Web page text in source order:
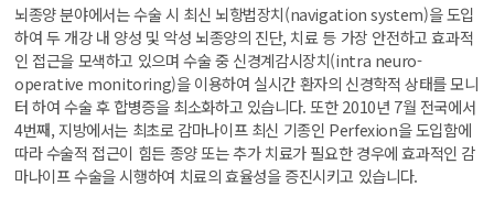
뇌종양 분야에서는 수술 시 최신 뇌항법장치(navigation system)을 도입
하여 두 개강 내 양성 및 악성 뇌종양의 진단, 치료 등 가장 안전하고 효과적
인 접근을 모색하고 있으며 수술 중 신경계감시장치(intra neuro-
operative monitoring)을 이용하여 실시간 환자의 신경학적 상태를 모니
터 하여 수술 후 합병증을 최소화하고 있습니다. 또한 2010년 7월 전국에서
4번째, 지방에서는 최초로 감마나이프 최신 기종인 Perfexion을 도입함에
따라 수술적 접근이 힘든 종양 또는 추가 치료가 필요한 경우에 효과적인 감
마나이프 수술을 시행하여 치료의 효율성을 증진시키고 있습니다.